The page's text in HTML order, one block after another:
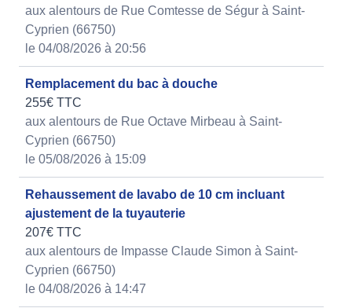
aux alentours de Rue Comtesse de Ségur à Saint-
Cyprien (66750)
le 04/08/2026 à 20:56
Remplacement du bac à douche
255€ TTC
aux alentours de Rue Octave Mirbeau à Saint-
Cyprien (66750)
le 05/08/2026 à 15:09
Rehaussement de lavabo de 10 cm incluant
ajustement de la tuyauterie
207€ TTC
aux alentours de Impasse Claude Simon à Saint-
Cyprien (66750)
le 04/08/2026 à 14:47